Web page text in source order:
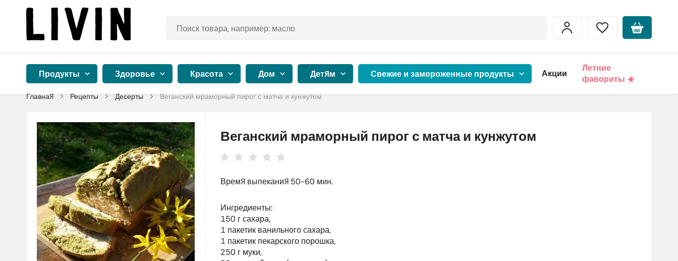
Продукты Здоровье Красота Дом Детям Свежие и замороженные продукты Акции
Летние
фавориты ☀️
Главная Рецепты Десерты Веганский мраморный пирог с матча и кунжутом
Веганский мраморный пирог с матча и кунжутом
Время выпекания 50-60 мин.
Ингредиенты:
150 г сахара,
1 пакетик ванильного сахара,
1 пакетик пекарского порошка,
250 г муки,